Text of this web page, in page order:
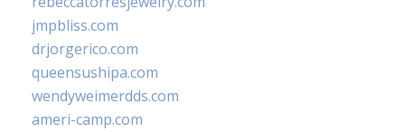
jmpbliss.com
drjorgerico.com
queensushipa.com
wendyweimerdds.com
ameri-camp.com